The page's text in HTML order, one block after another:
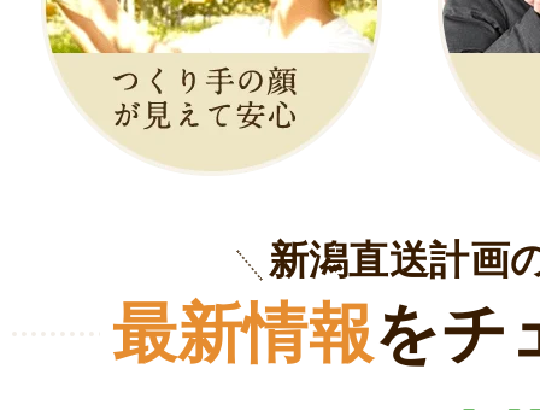
新潟直送計画
最新情報をチ